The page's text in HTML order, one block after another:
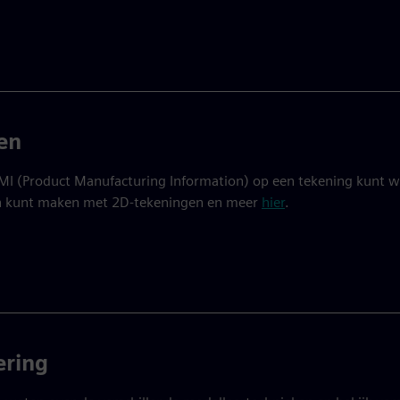
(Product Manufacturing Information) op een tekening kunt
kunt maken met 2D-tekeningen en meer hier.